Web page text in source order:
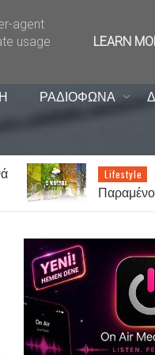
ΡΑΔΙΟΦΩΝΑ
News
Δημήτρη
agent
usage
LEARN